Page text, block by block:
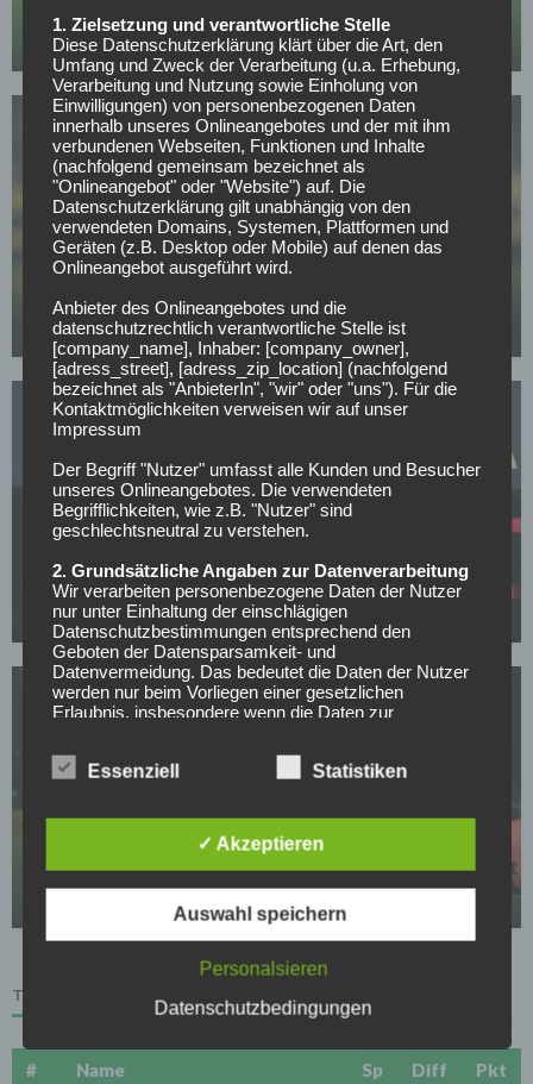
Abschluss
12.05.2026
BUNDESLIGA
Mit nur 30 Jahren: BVB-Abwehrspieler Niklas Süle
beendet im Sommer seine Laufbahn
07.05.2026
BORUSSIA DORTMUND
BVB-Knaller: Erster Sommertransfer soll bereits
feststehen!
05.05.2026
Der nächste Dembele? Real und PSG jagen BVB-
Wunderkind
TABELLE
# Name Sp Diff
Pkt
1. Zielsetzung und verantwortliche Stelle
Diese Datenschutzerklärung klärt über die Art, den
Umfang und Zweck der Verarbeitung (u.a. Erhebung,
Verarbeitung und Nutzung sowie Einholung von
Einwilligungen) von personenbezogenen Daten
innerhalb unseres Onlineangebotes und der mit ihm
verbundenen Webseiten, Funktionen und Inhalte
(nachfolgend gemeinsam bezeichnet als
"Onlineangebot" oder "Website") auf. Die
Datenschutzerklärung gilt unabhängig von den
verwendeten Domains, Systemen, Plattformen und
Geräten (z.B. Desktop oder Mobile) auf denen das
Onlineangebot ausgeführt wird.
Anbieter des Onlineangebotes und die
datenschutzrechtlich verantwortliche Stelle ist
[company_name], Inhaber: [company_owner],
[adress_street], [adress_zip_location] (nachfolgend
bezeichnet als "AnbieterIn", "wir" oder "uns"). Für die
Kontaktmöglichkeiten verweisen wir auf unser
Impressum
Der Begriff "Nutzer" umfasst alle Kunden und Besucher
unseres Onlineangebotes. Die verwendeten
Begrifflichkeiten, wie z.B. "Nutzer" sind
geschlechtsneutral zu verstehen.
2. Grundsätzliche Angaben zur Datenverarbeitung
Wir verarbeiten personenbezogene Daten der Nutzer
nur unter Einhaltung der einschlägigen
Datenschutzbestimmungen entsprechend den
Geboten der Datensparsamkeit- und
Datenvermeidung. Das bedeutet die Daten der Nutzer
werden nur beim Vorliegen einer gesetzlichen
Erlaubnis, insbesondere wenn die Daten zur
Online-Services erforderlich, bzw. gesetzlich
vorgeschrieben sind oder beim Vorliegen einer
Wir treffen organisatorische, vertragliche und
technische Sicherheitsmaßnahmen entsprechend dem
Stand der Technik, um sicher zu stellen, dass die
Vorschriften der Datenschutzgesetze eingehalten
werden und um damit die durch uns verarbeiteten
Zugriff unberechtigter Personen zu schützen.
Sofern im Rahmen dieser Datenschutzerklärung
Anbietern (nachfolgend gemeinsam bezeichnet als
"Dritt-Anbieter") eingesetzt werden und deren
Essenziell Statistiken
✓ Akzeptieren
Auswahl speichern
Personalsieren
Datenschutzbedingungen